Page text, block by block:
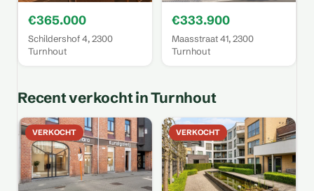
€365.000
Schildershof 4, 2300
Turnhout
€333.900
Maasstraat 41, 2300
Turnhout
Recent verkocht in Turnhout
VERKOCHT VERKOCHT